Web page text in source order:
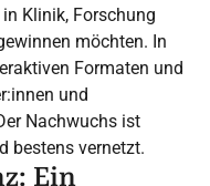
Klinik, Forschung
möchten. In
Formaten und
und
Nachwuchs ist
bestens vernetzt.
Ein